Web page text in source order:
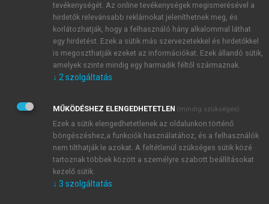
JELSZÓ ÚJRA
Kérek értesítést a MeRSZ újdonságairól, akcióiról.
Kérek értesítést az Akadémiai Kiadó Zrt. újdonságairól,
Adatkezelési tájékoztatóbanfoglaltakat tudomásul
veszem és elfogadom.
Általános vásárlási feltételeket, valamint a szotar.netés a
mersz.huoldalak licencszerződéseiben foglaltakat
tudomásul veszem és elfogadom.
KIPRÓBÁLOM
tevékenységét. Az online tevékenységek megismerésével a
hirdetők relevánsabb reklámokat jeleníthetnek meg, és
korlátozhatják, hogy a felhasználó hány alkalommal láthat
egy hirdetést. Ezek a sütik más szervezetekkel és hirdetőkkel
is megoszthatják ezeket az információkat. Ezek állandó sütik,
amelyek szinte mindig egy harmadik féltől származnak.
↓ 2 szolgáltatás
MŰKÖDÉSHEZ ELENGEDHETETLEN (mindig szükséges)
Ezek a sütik elengedhetetlenek az oldalunkon történő
böngészéshez,a funkciók használatához, és a felhasználók
nem tilthatják le azokat. A feltétlenül szükséges sütik közé
tartoznak többek között a személyre szabott beállításokat
kezelő sütik.
↓ 3 szolgáltatás